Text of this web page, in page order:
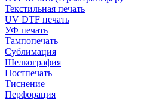
Текстильная печать
UV DTF печать
УФ печать
Тампопечать
Сублимация
Шелкография
Постпечать
Тиснение
Перфорация